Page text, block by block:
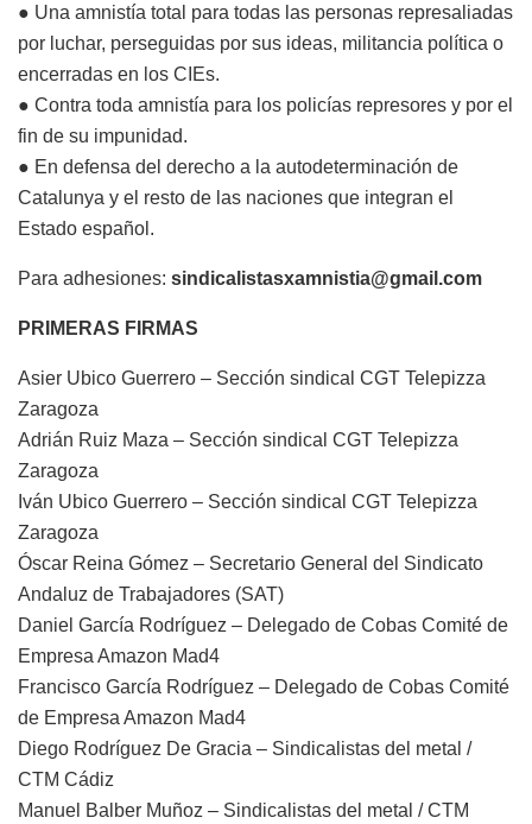
● Una amnistía total para todas las personas represaliadas
por luchar, perseguidas por sus ideas, militancia política o
encerradas en los CIEs.
● Contra toda amnistía para los policías represores y por el
fin de su impunidad.
● En defensa del derecho a la autodeterminación de
Catalunya y el resto de las naciones que integran el
Estado español.
Para adhesiones: sindicalistasxamnistia@gmail.com
PRIMERAS FIRMAS
Asier Ubico Guerrero – Sección sindical CGT Telepizza
Zaragoza
Adrián Ruiz Maza – Sección sindical CGT Telepizza
Zaragoza
Iván Ubico Guerrero – Sección sindical CGT Telepizza
Zaragoza
Óscar Reina Gómez – Secretario General del Sindicato
Andaluz de Trabajadores (SAT)
Daniel García Rodríguez – Delegado de Cobas Comité de
Empresa Amazon Mad4
Francisco García Rodríguez – Delegado de Cobas Comité
de Empresa Amazon Mad4
Diego Rodríguez De Gracia – Sindicalistas del metal /
CTM Cádiz
Manuel Balber Muñoz – Sindicalistas del metal / CTM